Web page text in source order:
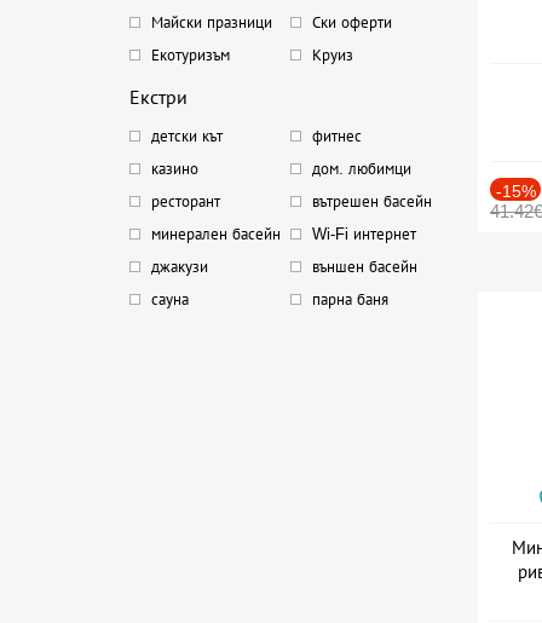
Майски празници
Ски оферти
Екотуризъм
Круиз
Екстри
детски кът
фитнес
казино
дом. любимци
ресторант
вътрешен басейн
минерален басейн
Wi-Fi интернет
джакузи
външен басейн
сауна
парна баня
-15%
41.42€